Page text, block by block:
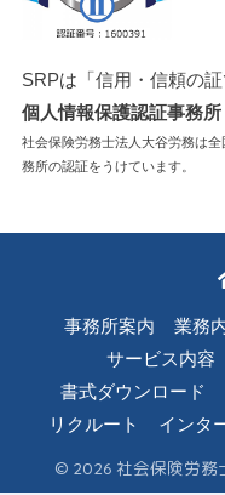
SRPは「信用・信頼の証
個人情報保護認証事務所
社会保険労務士法人大谷労務は
務所の認証をうけています。
事務所案内 業務
サービス内容
書式ダウンロード
リクルート
インタ
© 2026 社会保険労務